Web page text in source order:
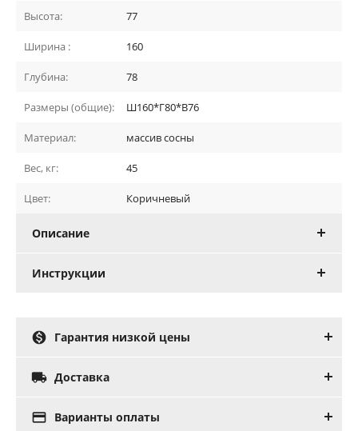
Высота: 77
Ширина : 160
Глубина: 78
Размеры (общие): Ш160*Г80*В76
Материал: массив сосны
Вес, кг: 45
Цвет: Коричневый
Описание
Инструкции
 Гарантия низкой цены
 Доставка
 Варианты оплаты